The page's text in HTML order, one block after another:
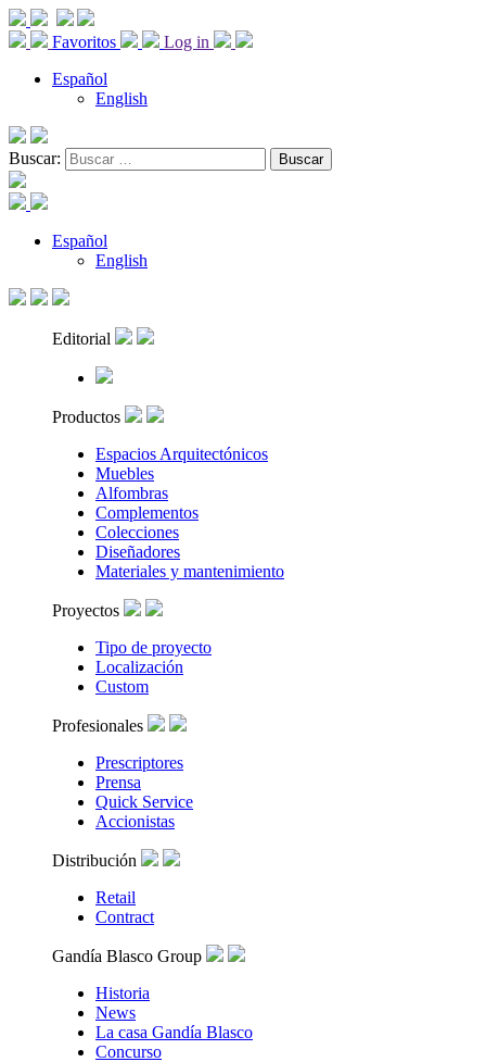
Favoritos
Log in
Español
English
Buscar:
Español
English
Editorial
Productos
Espacios Arquitectónicos
Muebles
Alfombras
Complementos
Colecciones
Diseñadores
Materiales y mantenimiento
Proyectos
Tipo de proyecto
Localización
Custom
Profesionales
Prescriptores
Prensa
Quick Service
Accionistas
Distribución
Retail
Contract
Gandía Blasco Group
Historia
News
La casa Gandía Blasco
Concurso